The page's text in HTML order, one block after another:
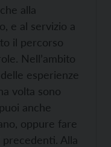
alla
e al servizio a
il percorso
Nell’ambito
esperienze
volta sono
anche
oppure fare
precedenti. Alla